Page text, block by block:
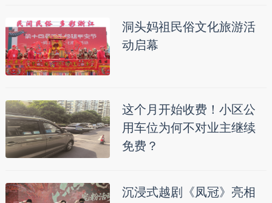
洞头妈祖民俗文化旅游活
动启幕
这个月开始收费！小区公
用车位为何不对业主继续
免费？
沉浸式越剧《凤冠》亮相